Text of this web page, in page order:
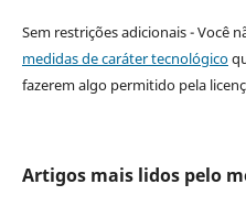
Sem restrições adicionais - Você
medidas de caráter tecnológico
fazerem algo permitido pela
Artigos mais lidos pelo